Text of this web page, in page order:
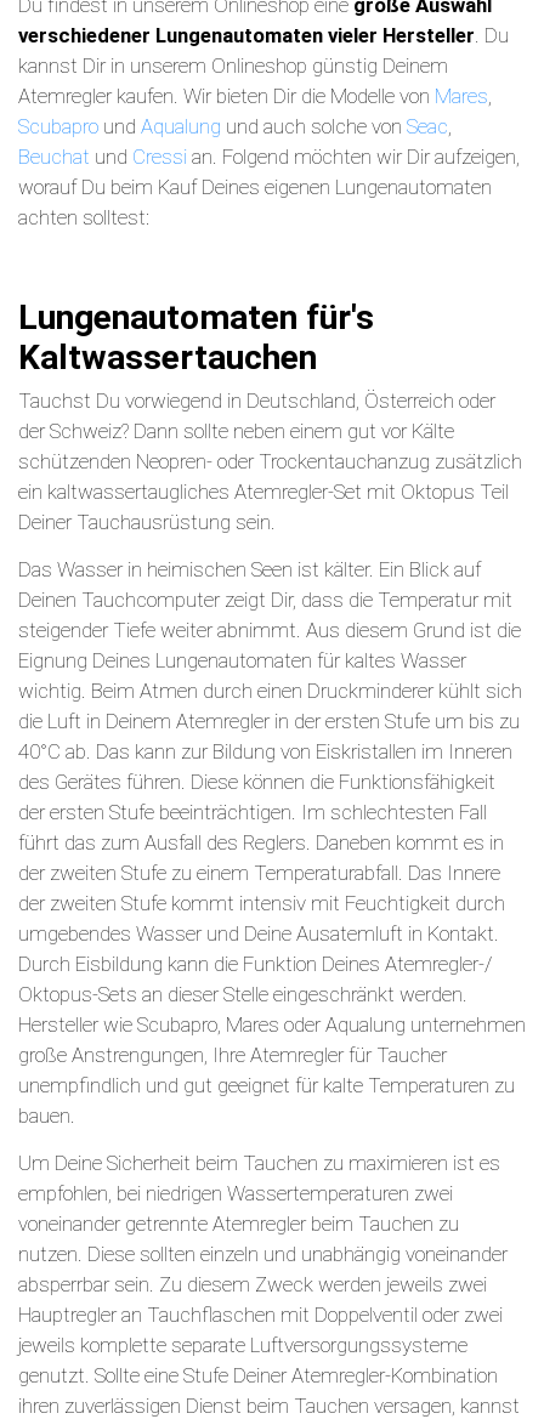
verschiedener Lungenautomaten vieler Hersteller . Du
kannst Dir in unserem Onlineshop günstig Deinem
Atemregler kaufen. Wir bieten Dir die Modelle von Mares
Scubapro und Aqualung und auch solche von Seac
Beuchat und Cressi an. Folgend möchten wir Dir aufzeigen,
worauf Du beim Kauf Deines eigenen Lungenautomaten
achten solltest:
Lungenautomaten für's
Kaltwassertauchen
Tauchst Du vorwiegend in Deutschland, Österreich oder
der Schweiz? Dann sollte neben einem gut vor Kälte
schützenden Neopren- oder Trockentauchanzug zusätzlich
ein kaltwassertaugliches Atemregler-Set mit Oktopus Teil
Deiner Tauchausrüstung sein.
Das Wasser in heimischen Seen ist kälter. Ein Blick auf
Deinen Tauchcomputer zeigt Dir, dass die Temperatur mit
steigender Tiefe weiter abnimmt. Aus diesem Grund ist die
Eignung Deines Lungenautomaten für kaltes Wasser
wichtig. Beim Atmen durch einen Druckminderer kühlt sich
die Luft in Deinem Atemregler in der ersten Stufe um bis zu
40°C ab. Das kann zur Bildung von Eiskristallen im Inneren
des Gerätes führen. Diese können die Funktionsfähigkeit
der ersten Stufe beeinträchtigen. Im schlechtesten Fall
führt das zum Ausfall des Reglers. Daneben kommt es in
der zweiten Stufe zu einem Temperaturabfall. Das Innere
der zweiten Stufe kommt intensiv mit Feuchtigkeit durch
umgebendes Wasser und Deine Ausatemluft in Kontakt.
Durch Eisbildung kann die Funktion Deines Atemregler-/
Oktopus-Sets an dieser Stelle eingeschränkt werden.
Hersteller wie Scubapro, Mares oder Aqualung unternehmen
große Anstrengungen, Ihre Atemregler für Taucher
unempfindlich und gut geeignet für kalte Temperaturen zu
bauen.
Um Deine Sicherheit beim Tauchen zu maximieren ist es
empfohlen, bei niedrigen Wassertemperaturen zwei
voneinander getrennte Atemregler beim Tauchen zu
nutzen. Diese sollten einzeln und unabhängig voneinander
absperrbar sein. Zu diesem Zweck werden jeweils zwei
Hauptregler an Tauchflaschen mit Doppelventil oder zwei
jeweils komplette separate Luftversorgungssysteme
genutzt. Sollte eine Stufe Deiner Atemregler-Kombination
ihren zuverlässigen Dienst beim Tauchen versagen, kannst